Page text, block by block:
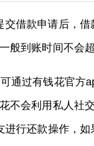
交借款申请后，借
般到账时间不会
通过有钱花官方
不会利用私人社
进行还款操作，如